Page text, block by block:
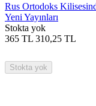
Rus Ortodoks
Yeni Yayınları
Stokta yok
365 TL 310,25 TL
Stokta yok